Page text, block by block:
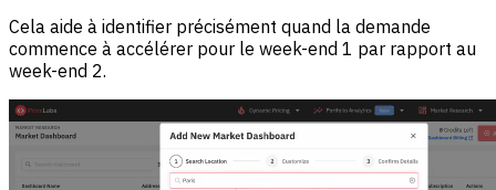
Cela aide à identifier précisément quand la demande
commence à accélérer pour le week-end 1 par rapport au
week-end 2.